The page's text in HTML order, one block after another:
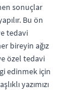
sonuçlar
Bu ön
tedavi
bireyin ağız
özel tedavi
edinmek için
yazımızı